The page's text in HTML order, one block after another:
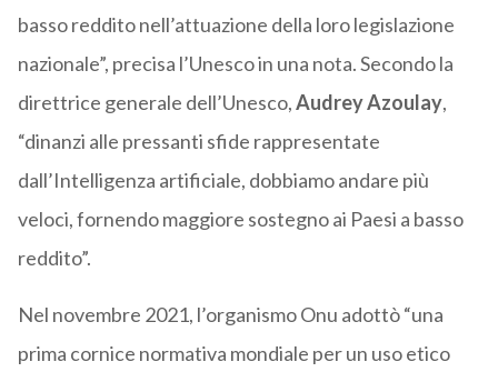
basso reddito nell’attuazione della loro legislazione
nazionale”, precisa l’Unesco in una nota. Secondo la
direttrice generale dell’Unesco,Audrey Azoulay,
“dinanzi alle pressanti sfide rappresentate
dall’Intelligenza artificiale, dobbiamo andare più
veloci, fornendo maggiore sostegno ai Paesi a basso
reddito”.
Nel novembre 2021, l’organismo Onu adottò “una
prima cornice normativa mondiale per un uso etico